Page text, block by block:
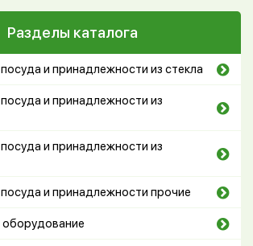
Разделы каталога
и принадлежности из стекла
и принадлежности из
и принадлежности из
и принадлежности прочие